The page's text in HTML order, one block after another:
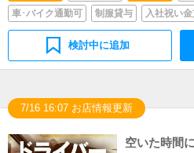
車･バイク通勤可
制服貸与 入社祝い
検討中に追加
7/16 16:07 お店情報更新
空いた時間